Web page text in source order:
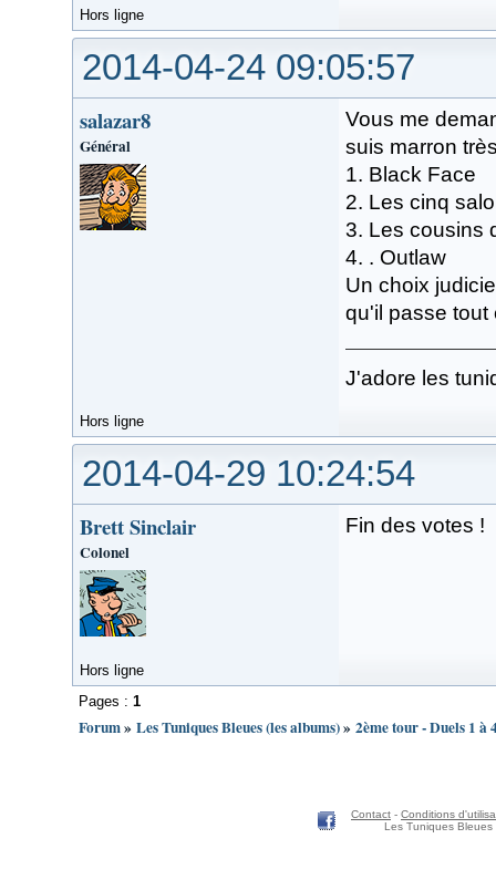
Hors ligne
2014-04-24 09:05:57
salazar8
Général
Vous me
suis marron
1. Black Face
2. Les cinq
3. Les cousins
4. . Outlaw
Un choix
qu'il passe tout
J'adore les
Hors ligne
2014-04-29 10:24:54
Brett Sinclair
Colonel
Fin des votes !
Hors ligne
Pages : 1
Forum» Les Tuniques Bleues (les albums)» 2ème tour - Duels 1 à
Contact - Conditions
Les Tuniques